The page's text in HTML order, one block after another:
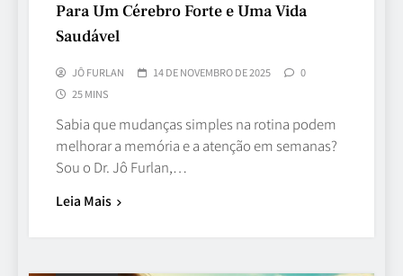
Para Um Cérebro Forte e Uma Vida
Saudável
JÔ FURLAN 14 DE NOVEMBRO DE 2025
0
25 MINS
Sabia que mudanças simples na rotina podem
melhorar a memória e a atenção em semanas?
Sou o Dr. Jô Furlan,…
Leia Mais